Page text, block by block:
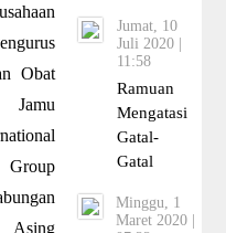
Obat
Jamu
Group
Asing
Jumat, 10
Juli 2020 |
11:58
Ramuan
Mengatasi
Gatal-
Gatal
Minggu, 1
Maret 2020 |